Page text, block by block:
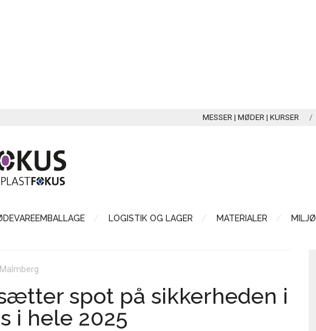
MESSER | MØDER | KURSER
LOGISTIK OG LAGER MATERIALER MILJØ
spot på sikkerheden i
i hele 2025